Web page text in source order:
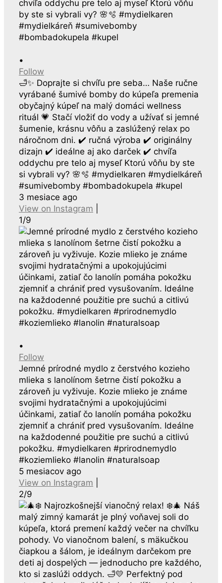
•
Follow
🛁✨ Doprajte si chvíľu pre seba… Naše ručne
vyrábané šumivé bomby do kúpeľa premenia
obyčajný kúpeľ na malý domáci wellness
rituál 💗 Stačí vložiť do vody a užívať si jemné
šumenie, krásnu vôňu a zaslúžený relax po
náročnom dni. ✔️ ručná výroba ✔️ originálny
dizajn ✔️ ideálne aj ako darček ✔️ chvíľa
oddychu pre telo aj myseľ Ktorú vôňu by ste
si vybrali vy? 🌸🫧 #mydielkaren #mydielkáreň
#sumivebomby #bombadokupela #kupel
3 mesiace ago
View on Instagram
1/9
•
Follow
Jemné prírodné mydlo z čerstvého kozieho
mlieka s lanolínom šetrne čistí pokožku a
zároveň ju vyživuje. Kozie mlieko je známe
svojimi hydratačnými a upokojujúcimi
účinkami, zatiaľ čo lanolín pomáha pokožku
zjemniť a chrániť pred vysušovaním. Ideálne
na každodenné použitie pre suchú a citlivú
pokožku. #mydielkaren #prirodnemydlo
#koziemlieko #lanolin #naturalsoap
5 mesiacov ago
View on Instagram
2/9